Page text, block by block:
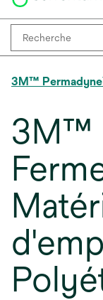
3M™
3M™